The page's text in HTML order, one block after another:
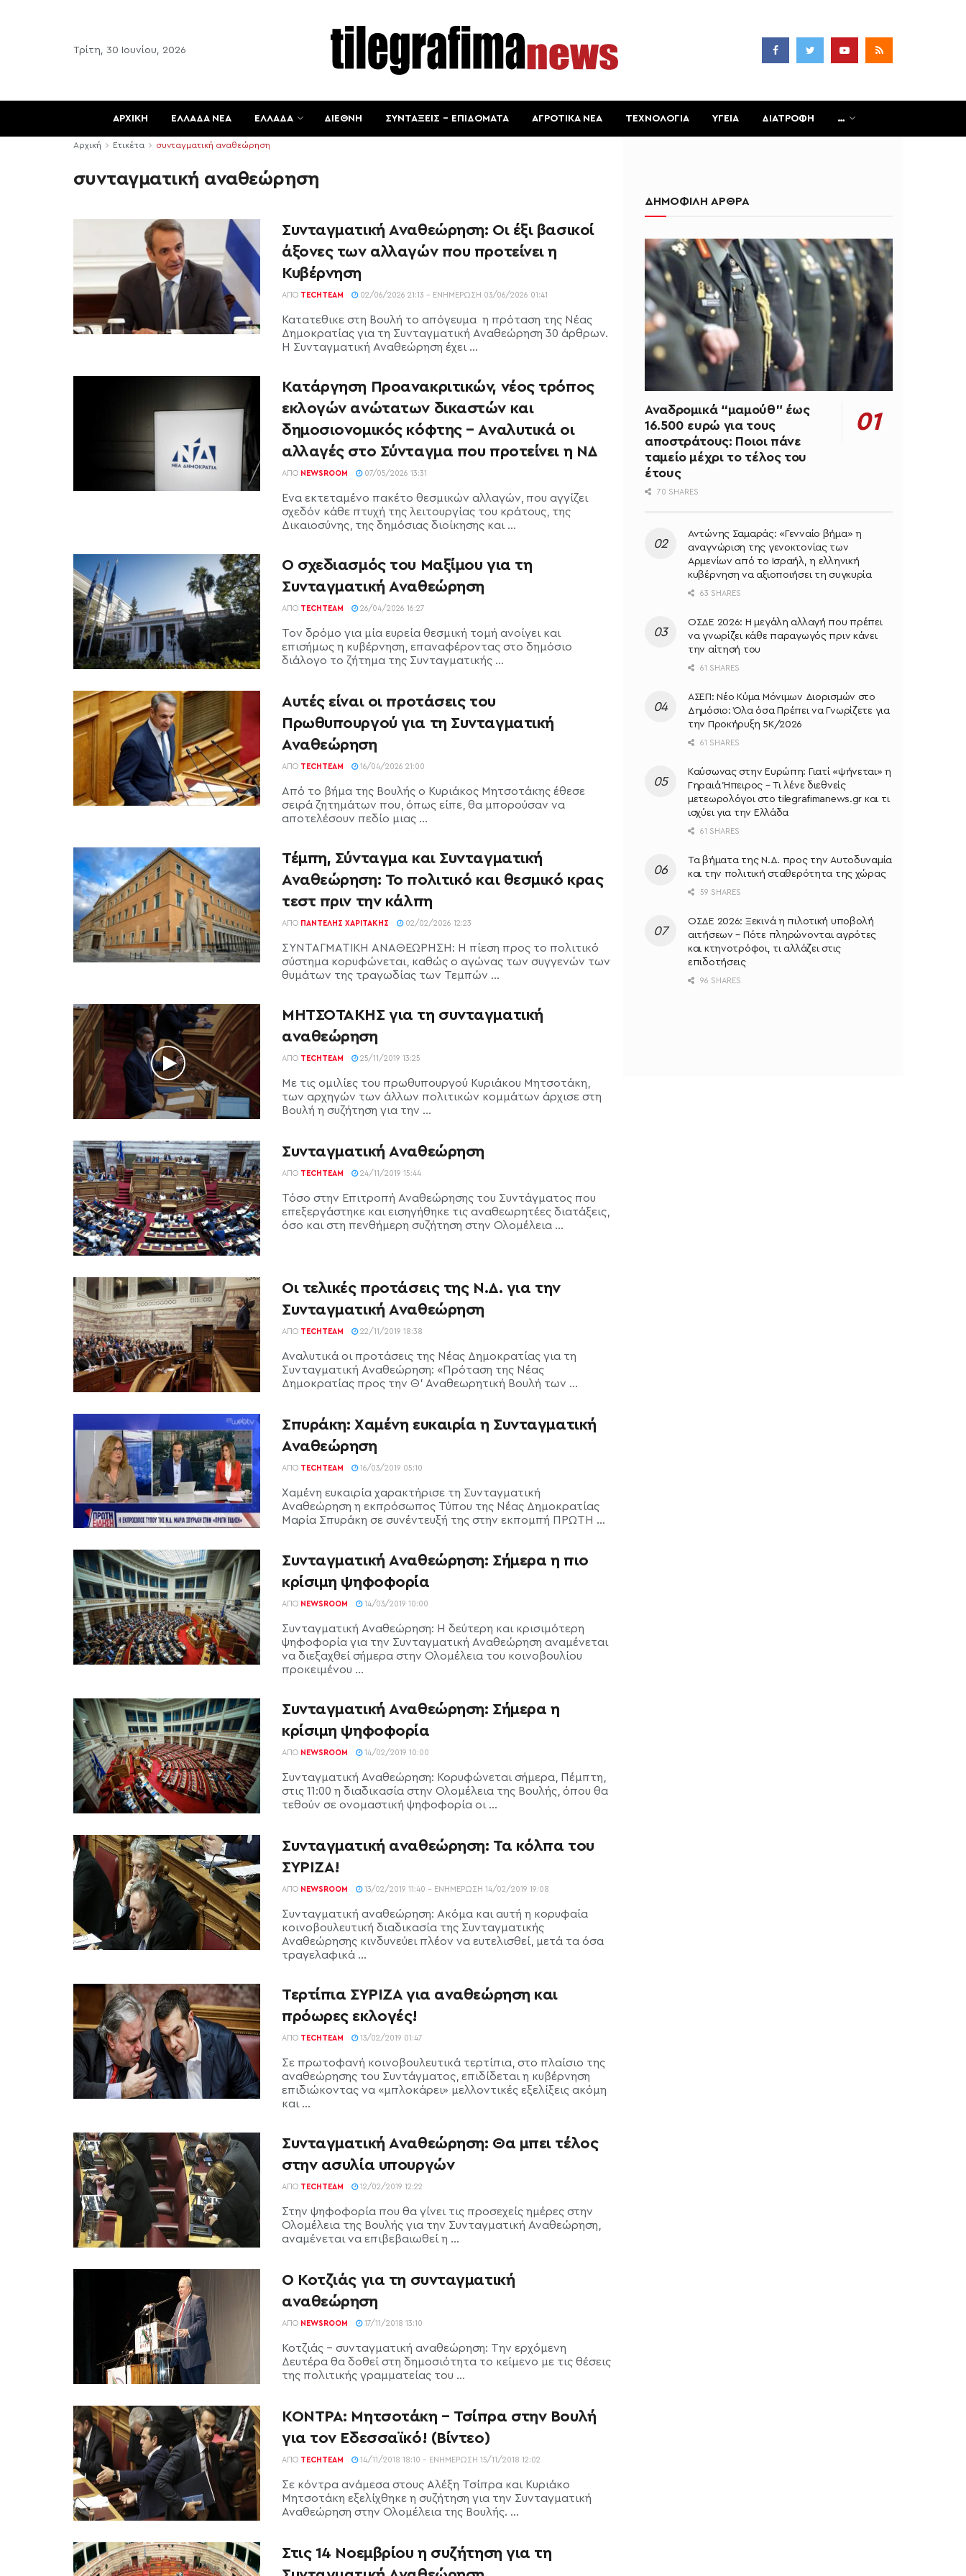
Τρίτη, 30 Ιουνίου, 2026
ΑΡΧΙΚΗ ΕΛΛΑΔΑ ΝΕΑ ΕΛΛΑΔΑ ΔΙΕΘΝΗ ΣΥΝΤΑΞΕΙΣ – ΕΠΙΔΟΜΑΤΑ ΑΓΡΟΤΙΚΑ ΝΕΑ ΤΕΧΝΟΛΟΓΙΑ ΥΓΕΙΑ ΔΙΑΤΡΟΦΗ …
Αρχική Ετικέτα συνταγματική αναθεώρηση
συνταγματική αναθεώρηση
Συνταγματική Αναθεώρηση: Οι έξι βασικοί
άξονες των αλλαγών που προτείνει η
Κυβέρνηση
ΑΠΌ TECHTEAM 02/06/2026 21:13 - ΕΝΗΜΈΡΩΣΗ 03/06/2026 01:41
Κατατεθικε στη Βουλή το απόγευμα η πρόταση της Νέας
Δημοκρατίας για τη Συνταγματική Αναθεώρηση 30 άρθρων.
Η Συνταγματική Αναθεώρηση έχει ...
Κατάργηση Προανακριτικών, νέος τρόπος
εκλογών ανώτατων δικαστών και
δημοσιονομικός κόφτης – Αναλυτικά οι
αλλαγές στο Σύνταγμα που προτείνει η ΝΔ
ΑΠΌ NEWSROOM 07/05/2026 13:31
Ένα εκτεταμένο πακέτο θεσμικών αλλαγών, που αγγίζει
σχεδόν κάθε πτυχή της λειτουργίας του κράτους, της
Δικαιοσύνης, της δημόσιας διοίκησης και ...
Ο σχεδιασμός του Μαξίμου για τη
Συνταγματική Αναθεώρηση
ΑΠΌ TECHTEAM 26/04/2026 16:27
Τον δρόμο για μία ευρεία θεσμική τομή ανοίγει και
επισήμως η κυβέρνηση, επαναφέροντας στο δημόσιο
διάλογο το ζήτημα της Συνταγματικής ...
Αυτές είναι οι προτάσεις του
Πρωθυπουργού για τη Συνταγματική
Αναθεώρηση
ΑΠΌ TECHTEAM 16/04/2026 21:00
Από το βήμα της Βουλής ο Κυριάκος Μητσοτάκης έθεσε
σειρά ζητημάτων που, όπως είπε, θα μπορούσαν να
αποτελέσουν πεδίο μιας ...
Τέμπη, Σύνταγμα και Συνταγματική
Αναθεώρηση: Το πολιτικό και θεσμικό κρας
τεστ πριν την κάλπη
ΑΠΌ ΠΑΝΤΕΛΉΣ ΧΑΡΙΤΆΚΗΣ 02/02/2026 12:23
ΣΥΝΤΑΓΜΑΤΙΚΗ ΑΝΑΘΕΩΡΗΣΗ: Η πίεση προς το πολιτικό
σύστημα κορυφώνεται, καθώς ο αγώνας των συγγενών των
θυμάτων της τραγωδίας των Τεμπών ...
ΜΗΤΣΟΤΑΚΗΣ για τη συνταγματική
αναθεώρηση
ΑΠΌ TECHTEAM 25/11/2019 13:25
Με τις ομιλίες του πρωθυπουργού Κυριάκου Μητσοτάκη,
των αρχηγών των άλλων πολιτικών κομμάτων άρχισε στη
Βουλή η συζήτηση για την ...
Συνταγματική Αναθεώρηση
ΑΠΌ TECHTEAM 24/11/2019 15:44
Τόσο στην Επιτροπή Αναθεώρησης του Συντάγματος που
επεξεργάστηκε και εισηγήθηκε τις αναθεωρητέες διατάξεις,
όσο και στη πενθήμερη συζήτηση στην Ολομέλεια ...
Οι τελικές προτάσεις της Ν.Δ. για την
Συνταγματική Αναθεώρηση
ΑΠΌ TECHTEAM 22/11/2019 18:38
Αναλυτικά οι προτάσεις της Νέας Δημοκρατίας για τη
Συνταγματική Αναθεώρηση: «Πρόταση της Νέας
Δημοκρατίας προς την Θ' Αναθεωρητική Βουλή των ...
Σπυράκη: Χαμένη ευκαιρία η Συνταγματική
Αναθεώρηση
ΑΠΌ TECHTEAM 16/03/2019 05:10
Χαμένη ευκαιρία χαρακτήρισε τη Συνταγματική
Αναθεώρηση η εκπρόσωπος Τύπου της Νέας Δημοκρατίας
Μαρία Σπυράκη σε συνέντευξή της στην εκπομπή ΠΡΩΤΗ ...
Συνταγματική Αναθεώρηση: Σήμερα η πιο
κρίσιμη ψηφοφορία
ΑΠΌ NEWSROOM 14/03/2019 10:00
Συνταγματική Αναθεώρηση: Η δεύτερη και κρισιμότερη
ψηφοφορία για την Συνταγματική Αναθεώρηση αναμένεται
να διεξαχθεί σήμερα στην Ολομέλεια του κοινοβουλίου
προκειμένου ...
Συνταγματική Αναθεώρηση: Σήμερα η
κρίσιμη ψηφοφορία
ΑΠΌ NEWSROOM 14/02/2019 10:00
Συνταγματική Αναθεώρηση: Κορυφώνεται σήμερα, Πέμπτη,
στις 11:00 η διαδικασία στην Ολομέλεια της Βουλής, όπου θα
τεθούν σε ονομαστική ψηφοφορία οι ...
Συνταγματική αναθεώρηση: Τα κόλπα του
ΣΥΡΙΖΑ!
ΑΠΌ NEWSROOM 13/02/2019 11:40 - ΕΝΗΜΈΡΩΣΗ 14/02/2019 19:08
Συνταγματική αναθεώρηση: Ακόμα και αυτή η κορυφαία
κοινοβουλευτική διαδικασία της Συνταγματικής
Αναθεώρησης κινδυνεύει πλέον να ευτελισθεί, μετά τα όσα
τραγελαφικά ...
Τερτίπια ΣΥΡΙΖΑ για αναθεώρηση και
πρόωρες εκλογές!
ΑΠΌ TECHTEAM 13/02/2019 01:47
Σε πρωτοφανή κοινοβουλευτικά τερτίπια, στο πλαίσιο της
αναθεώρησης του Συντάγματος, επιδίδεται η κυβέρνηση
επιδιώκοντας να «μπλοκάρει» μελλοντικές εξελίξεις ακόμη
και ...
Συνταγματική Αναθεώρηση: Θα μπει τέλος
στην ασυλία υπουργών
ΑΠΌ TECHTEAM 12/02/2019 12:22
Στην ψηφοφορία που θα γίνει τις προσεχείς ημέρες στην
Ολομέλεια της Βουλής για την Συνταγματική Αναθεώρηση,
αναμένεται να επιβεβαιωθεί η ...
Ο Κοτζιάς για τη συνταγματική
αναθεώρηση
ΑΠΌ NEWSROOM 17/11/2018 13:10
Κοτζιάς - συνταγματική αναθεώρηση: Την ερχόμενη
Δευτέρα θα δοθεί στη δημοσιότητα το κείμενο με τις θέσεις
της πολιτικής γραμματείας του ...
ΚΟΝΤΡΑ: Μητσοτάκη – Τσίπρα στην Βουλή
για τον Εδεσσαϊκό! (Βίντεο)
ΑΠΌ TECHTEAM 14/11/2018 18:10 - ΕΝΗΜΈΡΩΣΗ 15/11/2018 12:02
Σε κόντρα ανάμεσα στους Αλέξη Τσίπρα και Κυριάκο
Μητσοτάκη εξελίχθηκε η συζήτηση για την Συνταγματική
Αναθεώρηση στην Ολομέλεια της Βουλής. ...
Στις 14 Νοεμβρίου η συζήτηση για τη
ΔΗΜΟΦΙΛΗ ΑΡΘΡΑ
Αναδρομικά “μαμούθ” έως
16.500 ευρώ για τους
αποστράτους: Ποιοι πάνε
ταμείο μέχρι το τέλος του
έτους
70 SHARES
Αντώνης Σαμαράς: «Γενναίο βήμα» η
αναγνώριση της γενοκτονίας των
Αρμενίων από το Ισραήλ, η ελληνική
κυβέρνηση να αξιοποιήσει τη συγκυρία
63 SHARES
ΟΣΔΕ 2026: Η μεγάλη αλλαγή που πρέπει
να γνωρίζει κάθε παραγωγός πριν κάνει
την αίτησή του
61 SHARES
ΑΣΕΠ: Νέο Κύμα Μόνιμων Διορισμών στο
Δημόσιο: Όλα όσα Πρέπει να Γνωρίζετε για
την Προκήρυξη 5Κ/2026
61 SHARES
Καύσωνας στην Ευρώπη: Γιατί «ψήνεται» η
Γηραιά Ήπειρος – Τι λένε διεθνείς
μετεωρολόγοι στο tilegrafimanews.gr και τι
ισχύει για την Ελλάδα
61 SHARES
Τα βήματα της Ν.Δ. προς την Αυτοδυναμία
και την πολιτική σταθερότητα της χώρας
59 SHARES
ΟΣΔΕ 2026: Ξεκινά η πιλοτική υποβολή
αιτήσεων – Πότε πληρώνονται αγρότες
και κτηνοτρόφοι, τι αλλάζει στις
επιδοτήσεις
96 SHARES